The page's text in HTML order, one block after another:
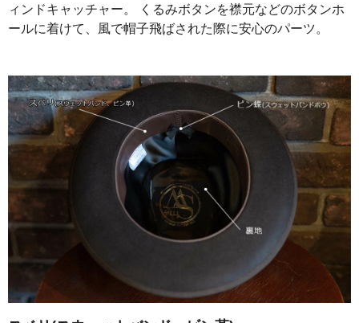
ィンドキャッチャー。 くるみボタンを襟元などのボタンホ
ールに着けて、風で帽子飛ばされた際に安心のパーツ。